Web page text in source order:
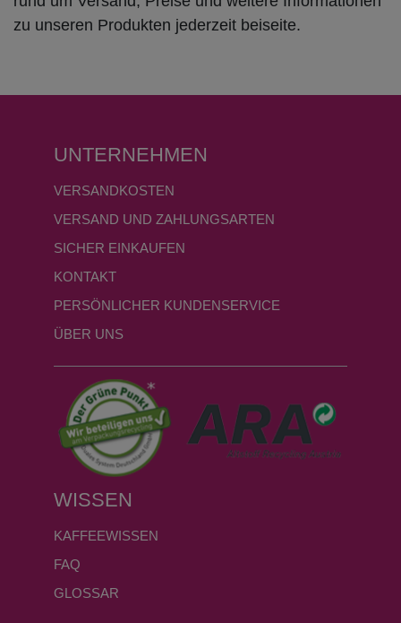
zu unseren Produkten jederzeit beiseite.
UNTERNEHMEN
VERSANDKOSTEN
VERSAND UND ZAHLUNGSARTEN
SICHER EINKAUFEN
KONTAKT
PERSÖNLICHER KUNDENSERVICE
ÜBER UNS
WISSEN
KAFFEEWISSEN
FAQ
GLOSSAR